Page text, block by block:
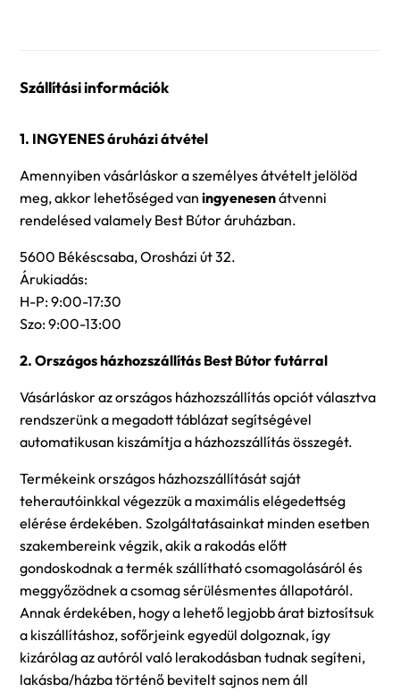
Szállítási információk
1. INGYENES áruházi átvétel
Amennyiben vásárláskor a személyes átvételt jelölöd
meg, akkor lehetőséged van ingyenesenátvenni
rendelésed valamely Best Bútor áruházban.
5600 Békéscsaba, Orosházi út 32.
Árukiadás:
H-P: 9:00-17:30
Szo: 9:00-13:00
2. Országos házhozszállítás Best Bútor futárral
Vásárláskor az országos házhozszállítás opciót választva
rendszerünk a megadott táblázat segítségével
automatikusan kiszámítja a házhozszállítás összegét.
Termékeink országos házhozszállítását saját
teherautóinkkal végezzük a maximális elégedettség
elérése érdekében. Szolgáltatásainkat minden esetben
szakembereink végzik, akik a rakodás előtt
gondoskodnak a termék szállítható csomagolásáról és
meggyőzödnek a csomag sérülésmentes állapotáról.
Annak érdekében, hogy a lehető legjobb árat biztosítsuk
a kiszállításhoz, sofőrjeink egyedül dolgoznak, így
kizárólag az autóról való lerakodásban tudnak segíteni,
lakásba/házba történő bevitelt sajnos nem áll